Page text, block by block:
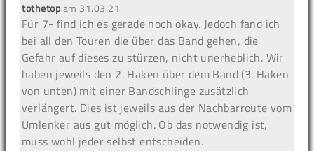
tothetopam 31.03.21
Für 7- find ich es gerade noch okay. Jedoch fand ich
bei all den Touren die über das Band gehen, die
Gefahr auf dieses zu stürzen, nicht unerheblich. Wir
haben jeweils den 2. Haken über dem Band (3. Haken
von unten) mit einer Bandschlinge zusätzlich
verlängert. Dies ist jeweils aus der Nachbarroute vom
Umlenker aus gut möglich. Ob das notwendig ist,
muss wohl jeder selbst entscheiden.